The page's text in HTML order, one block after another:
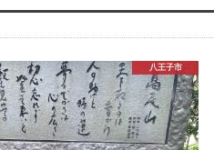
八王子市